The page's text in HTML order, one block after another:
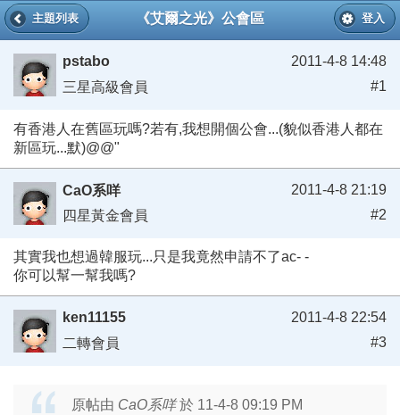
《艾爾之光》公會區
主題列表 登入
pstabo
三星高級會員
2011-4-8 14:48
#1
有香港人在舊區玩嗎?若有,我想開個公會...(貌似香港人都在
新區玩...默)@@"
CaO系咩
四星黃金會員
2011-4-8 21:19
#2
其實我也想過韓服玩...只是我竟然申請不了ac- -
你可以幫一幫我嗎?
ken11155
二轉會員
2011-4-8 22:54
#3
原帖由 CaO系咩於 11-4-8 09:19 PM